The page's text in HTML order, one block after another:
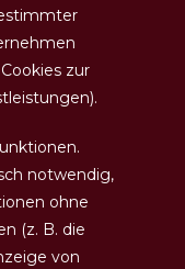
zur
notwendig,
ohne
(z. B. die
von